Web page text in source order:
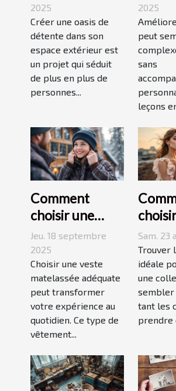
extérieur en
oasis de
détente ?
2025
Créer une oasis de
détente dans son
espace extérieur est
un projet qui séduit
de plus en plus de
personnes...
leçons
2025
peut
sans
leçons
Comment
choisir une
veste
matelassée
adaptée à votre
style de vie ?
Jeu. 18 septembre
2025
Choisir une veste
matelassée adéquate
peut transformer
votre expérience au
quotidien. Ce type de
vêtement...
votre
Sam. 23
Trouver
idéale
une
sembler
tant les
prendre